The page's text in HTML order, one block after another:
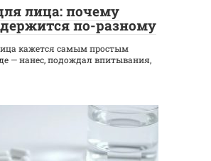
лица: почему
по-разному
кажется самым простым
— нанес, подождал впитывания,